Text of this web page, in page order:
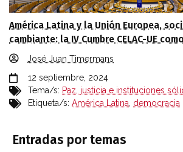
América Latina y la Unión Europea,
cambiante: la IV Cumbre CELAC-UE
José Juan Timermans
12 septiembre, 2024
Tema/s: Paz, justicia e instituciones
Etiqueta/s: América Latina, democracia
Entradas por temas